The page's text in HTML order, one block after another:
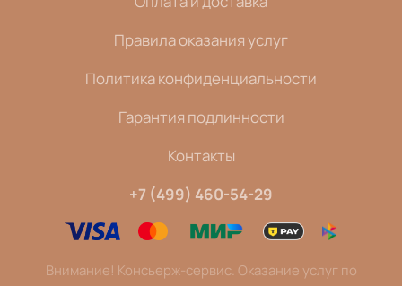
Правила оказания услуг
Политика конфиденциальности
Гарантия подлинности
Контакты
+7 (499) 460-54-29
Внимание! Консьерж-сервис. Оказание услуг по